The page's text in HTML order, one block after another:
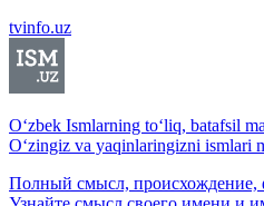
tvinfo.uz
O‘zbek Ismlarning to‘liq, batafsil
O‘zingiz va yaqinlaringizni ismlari
Полный смысл, происхождение,